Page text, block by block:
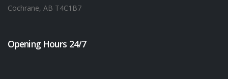
Cochrane, AB T4C1B7
Opening Hours 24/7